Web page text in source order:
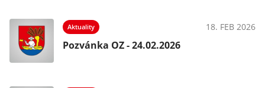
Aktuality 18. FEB 2026
Pozvánka OZ - 24.02.2026